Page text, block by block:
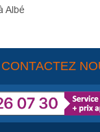
Albé
CONTACTEZ